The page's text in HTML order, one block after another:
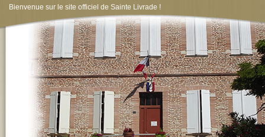
Bienvenue sur le site officiel de Sainte Livrade !